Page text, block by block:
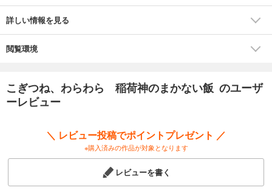
詳しい情報を見る
閲覧環境
こぎつね、わらわら 稲荷神のまかない飯 のユーザ
ーレビュー
＼ レビュー投稿でポイントプレゼント ／
※購入済みの作品が対象となります
レビューを書く